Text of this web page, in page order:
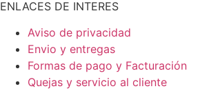
ENLACES DE INTERES
Aviso de privacidad
Envio y entregas
Formas de pago y Facturación
Quejas y servicio al cliente